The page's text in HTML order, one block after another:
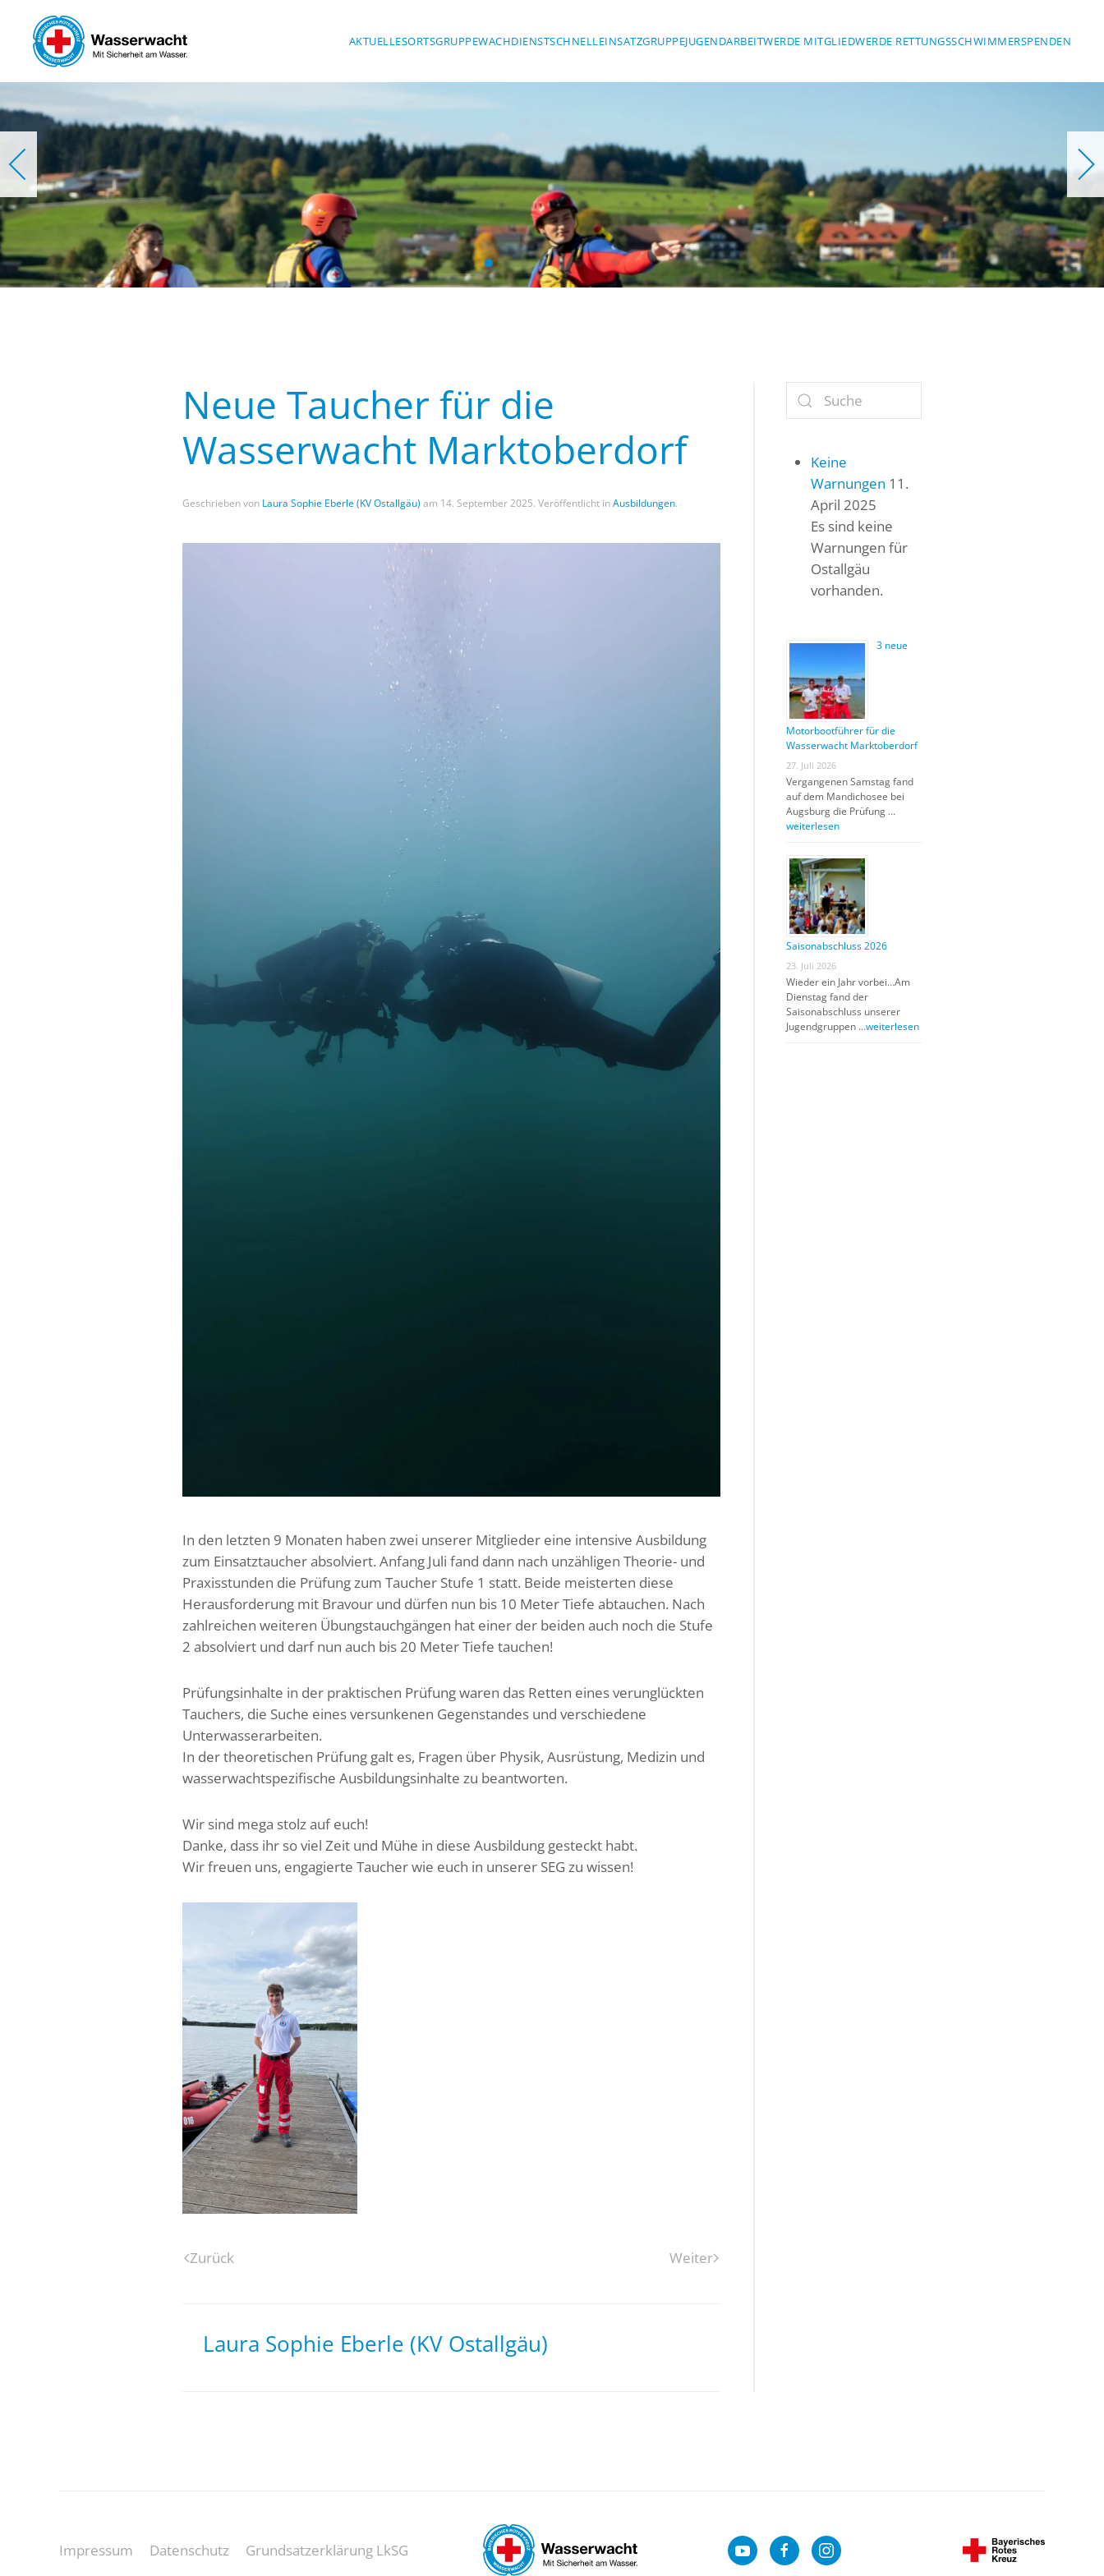
Skip to main content AKTUELLESORTSGRUPPEWACHDIENSTSCHNELLEINSATZGRUPPEJUGENDARBEITWERDE MITGLIEDWERDE RETTUNGSSCHWIMMERSPENDEN
WASSERWACHT
Wasserwacht Marktoberdorf
Neue Taucher für die
Wasserwacht Marktoberdorf
Geschrieben von Laura Sophie Eberle (KV Ostallgäu) am 14. September 2025. Veröffentlicht inAusbildungen.
In den letzten 9 Monaten haben zwei unserer Mitglieder eine intensive Ausbildung
zum Einsatztaucher absolviert. Anfang Juli fand dann nach unzähligen Theorie- und
Praxisstunden die Prüfung zum Taucher Stufe 1 statt. Beide meisterten diese
Herausforderung mit Bravour und dürfen nun bis 10 Meter Tiefe abtauchen. Nach
zahlreichen weiteren Übungstauchgängen hat einer der beiden auch noch die Stufe
2 absolviert und darf nun auch bis 20 Meter Tiefe tauchen!
Prüfungsinhalte in der praktischen Prüfung waren das Retten eines verunglückten
Tauchers, die Suche eines versunkenen Gegenstandes und verschiedene
Unterwasserarbeiten.
In der theoretischen Prüfung galt es, Fragen über Physik, Ausrüstung, Medizin und
wasserwachtspezifische Ausbildungsinhalte zu beantworten.
Wir sind mega stolz auf euch!
Danke, dass ihr so viel Zeit und Mühe in diese Ausbildung gesteckt habt.
Wir freuen uns, engagierte Taucher wie euch in unserer SEG zu wissen!
Zurück Weiter
Laura Sophie Eberle (KV Ostallgäu)
Keine
Warnungen 11.
April 2025
Es sind keine
Warnungen für
Ostallgäu
vorhanden.
3 neue
Motorbootführer für die
Wasserwacht Marktoberdorf
27. Juli 2026
Vergangenen Samstag fand
auf dem Mandichosee bei
Augsburg die Prüfung …
weiterlesen
Saisonabschluss 2026
23. Juli 2026
Wieder ein Jahr vorbei…Am
Dienstag fand der
Saisonabschluss unserer
Jugendgruppen …weiterlesen
Impressum Datenschutz Grundsatzerklärung LkSG